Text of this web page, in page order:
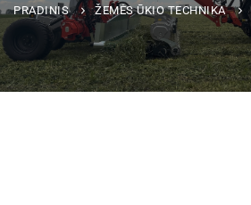
PRADINIS ŽEMĖS ŪKIO TECHNIKA